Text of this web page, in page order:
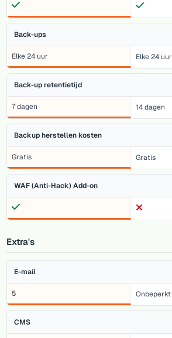
Back-ups
Elke 24 uur Elke 24 uur
Back-up retentietijd
7 dagen 14 dagen
Backup herstellen kosten
Gratis Gratis
WAF (Anti-Hack) Add-on
Extra's
E-mail
5 Onbeperkt
CMS